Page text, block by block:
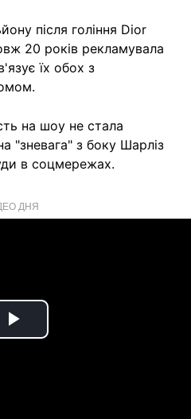
після гоління Dior
20 років рекламувала
їх обох з
на шоу не стала
"зневага" з боку Шарліз
в соцмережах.
ДНЯ
Play